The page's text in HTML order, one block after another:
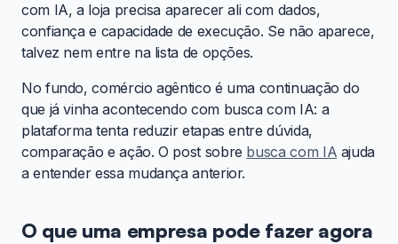
com IA, a loja precisa aparecer ali com dados,
confiança e capacidade de execução. Se não aparece,
talvez nem entre na lista de opções.
No fundo, comércio agêntico é uma continuação do
que já vinha acontecendo com busca com IA: a
plataforma tenta reduzir etapas entre dúvida,
comparação e ação. O post sobre busca com IA ajuda
a entender essa mudança anterior.
O que uma empresa pode fazer agora